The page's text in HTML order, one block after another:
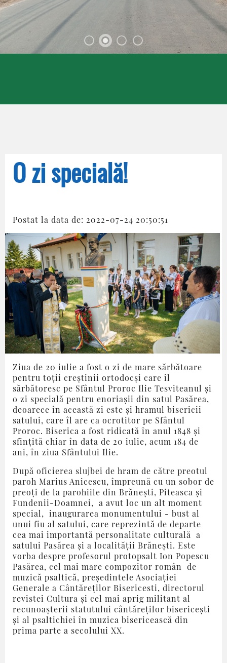
O zi specială!
Postat la data de: 2022-07-24 20:50:51
Ziua de 20 iulie a fost o zi de mare sărbătoare
pentru toții creștinii ortodocși care îl
sărbătoresc pe Sfântul Proroc Ilie Tesviteanul și
o zi specială pentru enoriașii din satul Pasărea,
deoarece în această zi este și hramul bisericii
satului, care îl are ca ocrotitor pe Sfântul
Proroc. Biserica a fost ridicată în anul 1848 și
sfințită chiar în data de 20 iulie, acum 184 de
ani, în ziua Sfântului Ilie.
După oficierea slujbei de hram de către preotul
paroh Marius Anicescu, împreună cu un sobor de
preoți de la parohiile din Brănești, Piteasca și
Fundenii-Doamnei, a avut loc un alt moment
special, inaugurarea monumentului - bust al
unui fiu al satului, care reprezintă de departe
cea mai importantă personalitate culturală a
satului Pasărea și a localității Brănești. Este
vorba despre profesorul protopsalt Ion Popescu
Pasărea, cel mai mare compozitor român de
muzică psaltică, președintele Asociației
Generale a Cântăreților Bisericesti, directorul
revistei Cultura și cel mai aprig militant al
recunoașterii statutului cântăreților bisericești
și al psaltichiei în muzica bisericească din
prima parte a secolului XX.